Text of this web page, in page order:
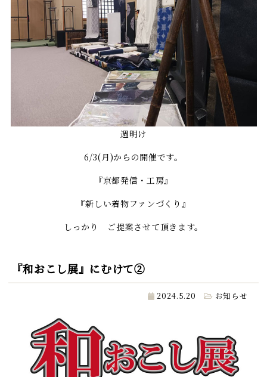
週明け
6/3(月)からの開催です。
『京都発信・工房』
『新しい着物ファンづくり』
しっかり ご提案させて頂きます。
『和おこし展』にむけて②
2024.5.20 お知らせ